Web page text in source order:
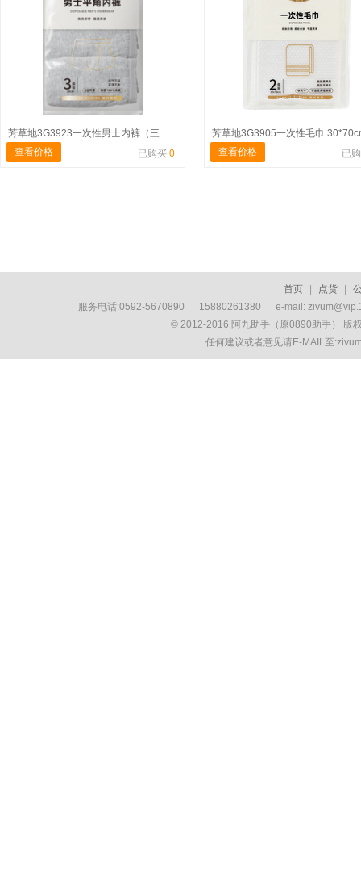
芳草地3G3923一次性男士内裤（三角款）3XL*3条装
查看价格
已购买 0 查看价格 已
首页 点货
服务电话:0592-5670890 15880261380 e-mail:
© 2012-2016 阿九助手（原0890助手） 版
任何建议或者意见请E-MAIL至